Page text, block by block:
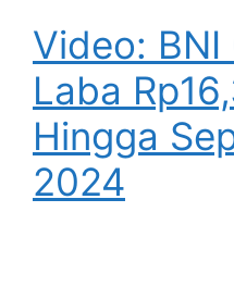
Video:
Laba
Hingga
2024